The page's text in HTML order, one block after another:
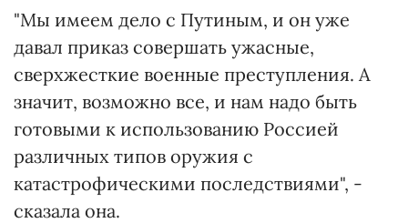
"Мы имеем дело с Путиным, и он уже
давал приказ совершать ужасные,
сверхжесткие военные преступления. А
значит, возможно все, и нам надо быть
готовыми к использованию Россией
различных типов оружия с
катастрофическими последствиями", -
сказала она.